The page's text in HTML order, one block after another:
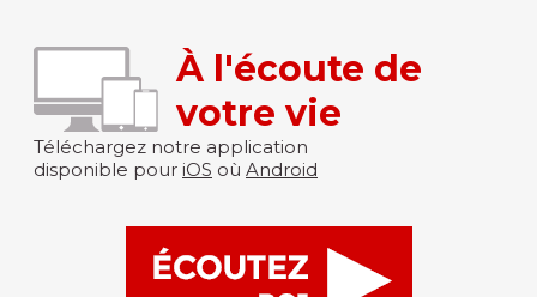
À l'écoute de
votre vie
Téléchargez notre application
disponible pour iOS où Android